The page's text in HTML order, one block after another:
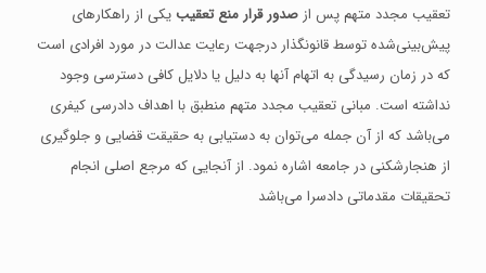
تعقیب مجدد متهم پس از صدور قرار منع تعقیبیکی از راهکارهای
پیش‌‌بینی‌‌شده توسط قانونگذار درجهت رعایت عدالت در مورد افرادی است
که در زمان رسیدگی به اتهام آنها به دلیل یا دلایل کافی دسترسی وجود
نداشته است. مبانی تعقیب مجدد متهم منطبق با اهداف دادرسی کیفری
می‌‌باشد که از آن جمله می‌‌توان به دستیابی به حقیقت قضایی و جلوگیری
از هنجارشکنی در جامعه اشاره نمود. از آنجایی که مرجع اصلی انجام
تحقیقات مقدماتی دادسرا می‌‌باشد